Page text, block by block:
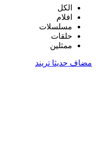
الكل
افلام
مسلسلات
حلقات
ممثلين
مضاف حديثا تريند